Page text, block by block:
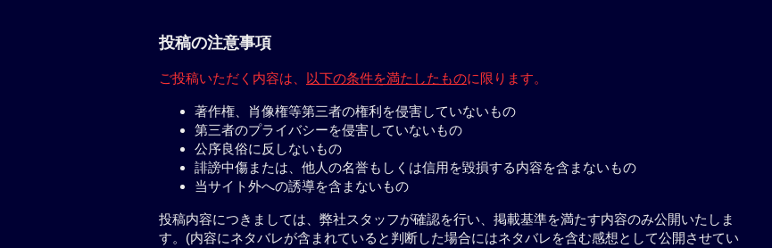
投稿の注意事項
ご投稿いただく内容は、 以下の条件を満たしたものに限ります。
著作権、肖像権等第三者の権利を侵害していないもの
第三者のプライバシーを侵害していないもの
公序良俗に反しないもの
誹謗中傷または、他人の名誉もしくは信用を毀損する内容を含まないもの
当サイト外への誘導を含まないもの
投稿内容につきましては、弊社スタッフが確認を行い、掲載基準を満たす内容のみ公開いたしま
す。(内容にネタバレが含まれていると判断した場合にはネタバレを含む感想として公開させてい